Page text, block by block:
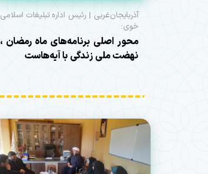
آذربایجان‌غربی | رئیس اداره تبلیغات اسلامی
خوی:
محور اصلی برنامه‌های ماه رمضان ،
نهضت ملی زندگی با آیه‌هاست